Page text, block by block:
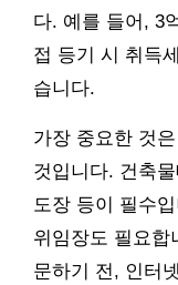
다. 예를 들어, 3
접 등기 시 취득
습니다.
가장 중요한 것
것입니다. 건축
도장 등이 필수
위임장도 필요
문하기 전, 인터